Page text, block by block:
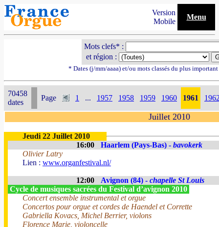
Version
Mobile
Menu
Mots clefs* :
et région :
* Dates (j/mm/aaaa) et/ou mots classés du plus
70458
dates
Page 1 ... 1957 1958 1959 1960 1961
Juillet 2010
Jeudi 22 Juillet 2010
16:00
Haarlem (Pays-Bas) - bavokerk
Olivier Latry
Lien : www.organfestival.nl/
12:00 Avignon (84) - chapelle St Louis
Cycle de musiques sacrées du Festival d’avignon 2010
Concert ensemble instrumental et orgue
Concertos pour orgue et cordes de Haendel et Corrette
Gabriella Kovacs, Michel Berrier, violons
Florence Marie, violoncelle